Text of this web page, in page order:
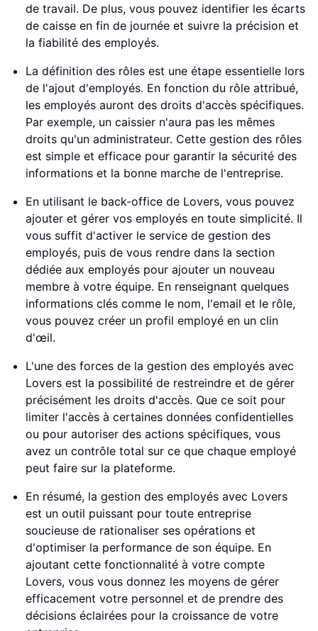
de travail. De plus, vous pouvez identifier les écarts
de caisse en fin de journée et suivre la précision et
la fiabilité des employés.
La définition des rôles est une étape essentielle lors
de l'ajout d'employés. En fonction du rôle attribué,
les employés auront des droits d'accès spécifiques.
Par exemple, un caissier n'aura pas les mêmes
droits qu'un administrateur. Cette gestion des rôles
est simple et efficace pour garantir la sécurité des
informations et la bonne marche de l'entreprise.
En utilisant le back-office de Lovers, vous pouvez
ajouter et gérer vos employés en toute simplicité. Il
vous suffit d'activer le service de gestion des
employés, puis de vous rendre dans la section
dédiée aux employés pour ajouter un nouveau
membre à votre équipe. En renseignant quelques
informations clés comme le nom, l'email et le rôle,
vous pouvez créer un profil employé en un clin
d'œil.
L'une des forces de la gestion des employés avec
Lovers est la possibilité de restreindre et de gérer
précisément les droits d'accès. Que ce soit pour
limiter l'accès à certaines données confidentielles
ou pour autoriser des actions spécifiques, vous
avez un contrôle total sur ce que chaque employé
peut faire sur la plateforme.
En résumé, la gestion des employés avec Lovers
est un outil puissant pour toute entreprise
soucieuse de rationaliser ses opérations et
d'optimiser la performance de son équipe. En
ajoutant cette fonctionnalité à votre compte
Lovers, vous vous donnez les moyens de gérer
efficacement votre personnel et de prendre des
décisions éclairées pour la croissance de votre